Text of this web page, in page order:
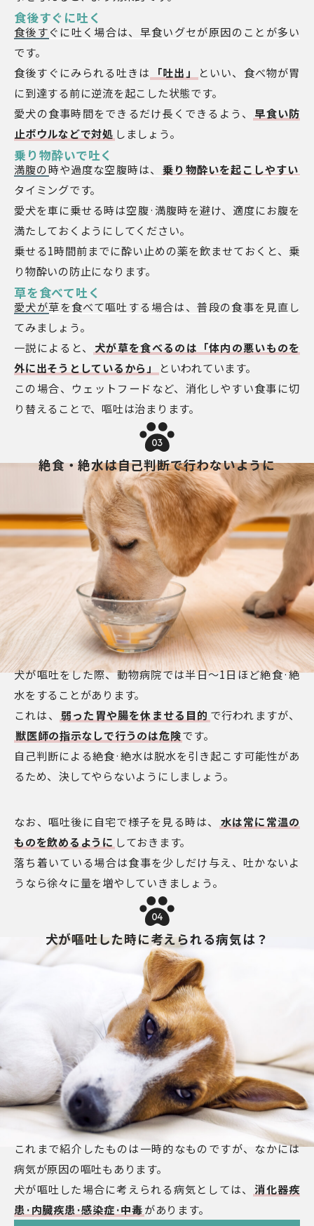
食後すぐに吐く
食後すぐに吐く場合は、早食いグセが原因のことが多い
です。
食後すぐにみられる吐きは
「吐出」
といい、食べ物が胃
に到達する前に逆流を起こした状態です。
愛犬の食事時間をできるだけ長くできるよう、
早食い防
止ボウルなどで対処 しましょう。
乗り物酔いで吐く
満腹の時や過度な空腹時は、 乗り物酔いを起こしやすい
タイミングです。
愛犬を車に乗せる時は空腹·満腹時を避け、適度にお腹を
満たしておくようにしてください。
乗せる1時間前までに酔い止めの薬を飲ませておくと、乗
り物酔いの防止になります。
草を食べて吐く
愛犬が草を食べて嘔吐する場合は、普段の食事を見直し
てみましょう。
一説によると、
犬が草を食べるのは「体内の悪いものを
外に出そうとしているから」
といわれています。
この場合、ウェットフードなど、消化しやすい食事に切
り替えることで、嘔吐は治まります。
03
絶食・絶水は自己判断で行わないように
犬が嘔吐をした際、動物病院では半日～1日ほど絶食·絶
水をすることがあります。
これは、 弱った胃や腸を休ませる目的 で行われますが、
獣医師の指示なしで行うのは危険です。
自己判断による絶食·絶水は脱水を引き起こす可能性があ
るため、決してやらないようにしましょう。
なお、嘔吐後に自宅で様子を見る時は、
水は常に常温の
ものを飲めるように しておきます。
落ち着いている場合は食事を少しだけ与え、吐かないよ
うなら徐々に量を増やしていきましょう。
04
犬が嘔吐した時に考えられる病気は？
これまで紹介したものは一時的なものですが、なかには
病気が原因の嘔吐もあります。
犬が嘔吐した場合に考えられる病気としては、 消化器疾
患·内臓疾患·感染症·中毒があります。